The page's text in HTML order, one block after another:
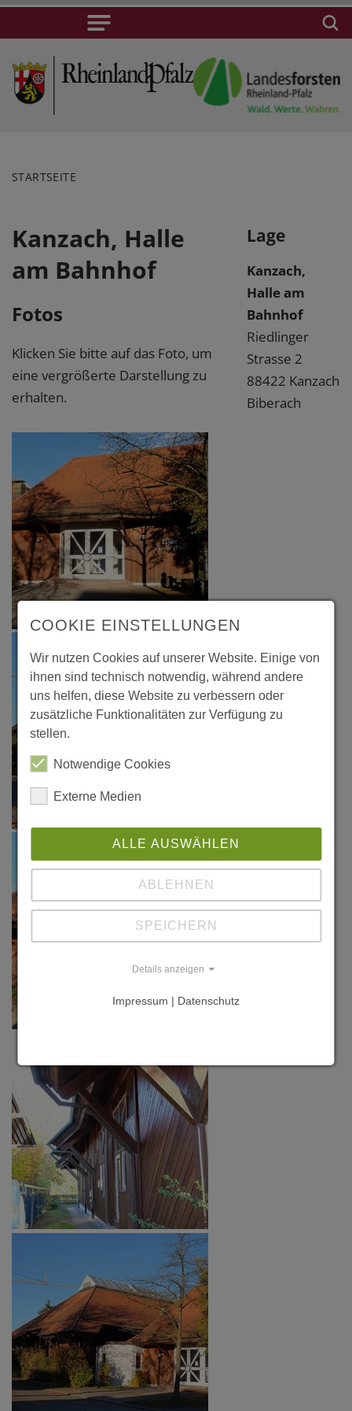
STARTSEITE
Kanzach, Halle
am Bahnhof
Fotos
Klicken Sie bitte auf das Foto, um
eine vergrößerte Darstellung zu
erhalten.
Lage
Kanzach,
Halle am
Bahnhof
Riedlinger
Strasse 2
88422 Kanzach
Biberach
COOKIE EINSTELLUNGEN
Wir nutzen Cookies auf unserer Website. Einige von
ihnen sind technisch notwendig, während andere
uns helfen, diese Website zu verbessern oder
zusätzliche Funktionalitäten zur Verfügung zu
stellen.
Notwendige Cookies
Externe Medien
ALLE AUSWÄHLEN
ABLEHNEN
SPEICHERN
Details anzeigen
Impressum | Datenschutz